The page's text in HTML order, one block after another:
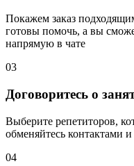
Покажем заказ
готовы помочь, а вы
напрямую в чате
03
Договоритесь о
Выберите репетиторов,
обменяйтесь контактами и
04